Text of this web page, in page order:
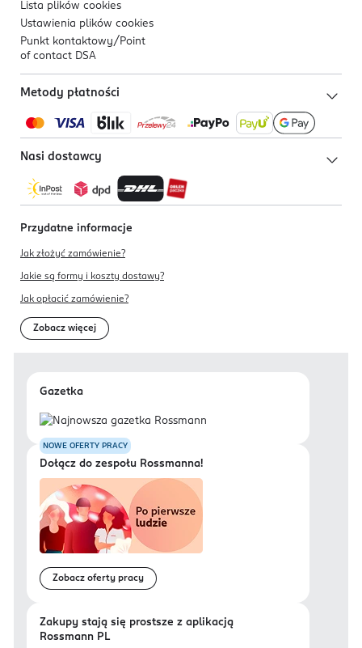
Lista plików cookies
Ustawienia plików cookies
Punkt kontaktowy/ Point
of contact DSA
Metody płatności
Nasi dostawcy
Przydatne informacje
Jak złożyć zamówienie?
Jakie są formy i koszty dostawy?
Jak opłacić zamówienie?
Zobacz więcej
Gazetka
NOWE OFERTY PRACY
Dołącz do zespołu Rossmanna!
Zobacz oferty pracy
Zakupy stają się prostsze z aplikacją
Rossmann PL